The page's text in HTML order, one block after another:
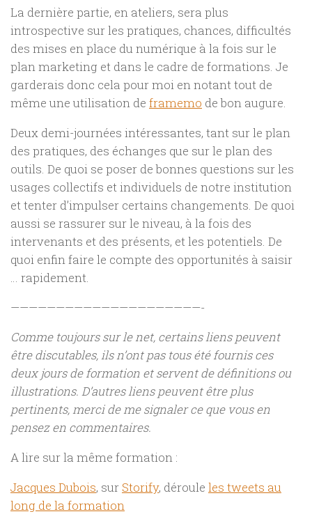
La dernière partie, en ateliers, sera plus
introspective sur les pratiques, chances, difficultés
des mises en place du numérique à la fois sur le
plan marketing et dans le cadre de formations. Je
garderais donc cela pour moi en notant tout de
même une utilisation de framemo de bon augure.
Deux demi-journées intéressantes, tant sur le plan
des pratiques, des échanges que sur le plan des
outils. De quoi se poser de bonnes questions sur les
usages collectifs et individuels de notre institution
et tenter d’impulser certains changements. De quoi
aussi se rassurer sur le niveau, à la fois des
intervenants et des présents, et les potentiels. De
quoi enfin faire le compte des opportunités à saisir
… rapidement.
—————————————————————-
Comme toujours sur le net, certains liens peuvent
être discutables, ils n’ont pas tous été fournis ces
deux jours de formation et servent de définitions ou
illustrations. D’autres liens peuvent être plus
pertinents, merci de me signaler ce que vous en
pensez en commentaires.
A lire sur la même formation :
Jacques Dubois, sur Storify, déroule les tweets au
long de la formation